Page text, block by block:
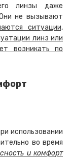
линзы даже
не вызывают
ситуации,
линз или
возникать по
использовании
во время
и комфорт